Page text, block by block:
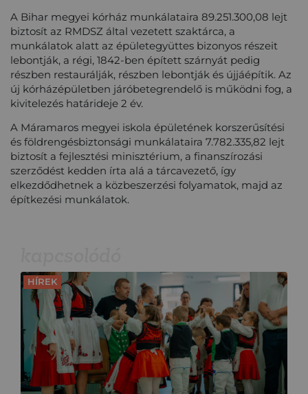
A Bihar megyei kórház munkálataira 89.251.300,08 lejt
biztosít az RMDSZ által vezetett szaktárca, a
munkálatok alatt az épületegyüttes bizonyos részeit
lebontják, a régi, 1842-ben épített szárnyát pedig
részben restaurálják, részben lebontják és újjáépítik. Az
új kórházépületben járóbetegrendelő is működni fog, a
kivitelezés határideje 2 év.
A Máramaros megyei iskola épületének korszerűsítési
és földrengésbiztonsági munkálataira 7.782.335,82 lejt
biztosít a fejlesztési minisztérium, a finanszírozási
szerződést kedden írta alá a tárcavezető, így
elkezdődhetnek a közbeszerzési folyamatok, majd az
építkezési munkálatok.
HÍREK